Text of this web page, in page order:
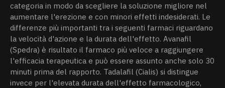
categoria in modo da scegliere la soluzione migliore nel
aumentare l'erezione e con minori effetti indesiderati. Le
differenze più importanti tra i seguenti farmaci riguardano
la velocità d'azione e la durata dell'effetto. Avanafil
(Spedra) è risultato il farmaco più veloce a raggiungere
l'efficacia terapeutica e può essere assunto anche solo 30
minuti prima del rapporto. Tadalafil (Cialis) si distingue
invece per l'elevata durata dell'effetto farmacologico,